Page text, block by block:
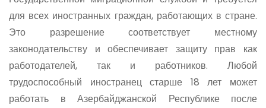
для всех иностранных граждан, работающих в стране.
Это разрешение соответствует местному
законодательству и обеспечивает защиту прав как
работодателей, так и работников. Любой
трудоспособный иностранец старше 18 лет может
работать в Азербайджанской Республике после